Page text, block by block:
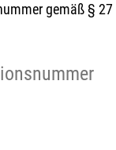
gemäß §